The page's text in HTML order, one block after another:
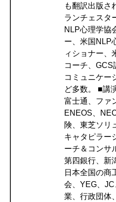
も翻訳出版さ
ランチェスタ
NLP心理学協
ー、米国NLP
ィショナー、
コーチ、GCS
コミュニケー
ど多数。 ■講
富士通、ファ
ENEOS、
険、東芝ソリ
キャタピラー
ーチ＆コンサ
第四銀行、新
日本全国の商
会、YEG、
業、行政団体